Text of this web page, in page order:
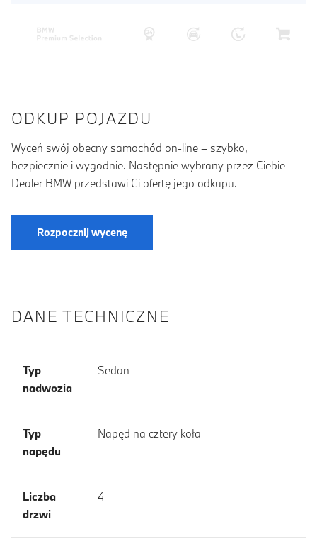
ODKUP POJAZDU
Wyceń swój obecny samochód on-line – szybko,
bezpiecznie i wygodnie. Następnie wybrany przez Ciebie
Dealer BMW przedstawi Ci ofertę jego odkupu.
Rozpocznij wycenę
DANE TECHNICZNE
Typ
nadwozia
Sedan
Typ
napędu
Napęd na cztery koła
Liczba
drzwi
4